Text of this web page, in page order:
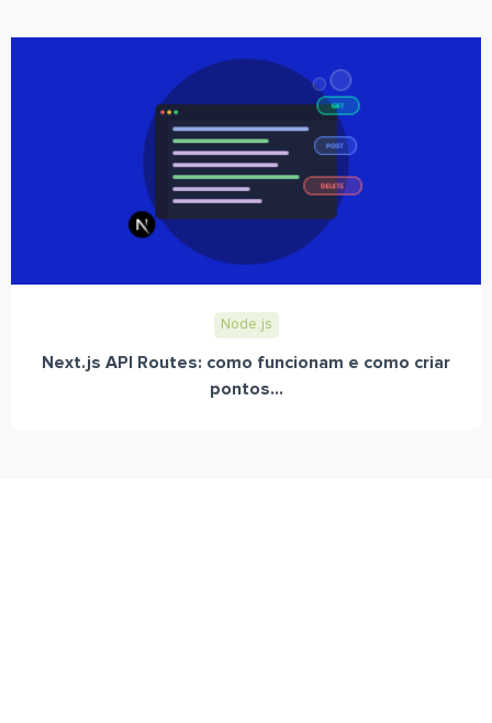
Node.js
Next.js API Routes: como funcionam e como criar
pontos...